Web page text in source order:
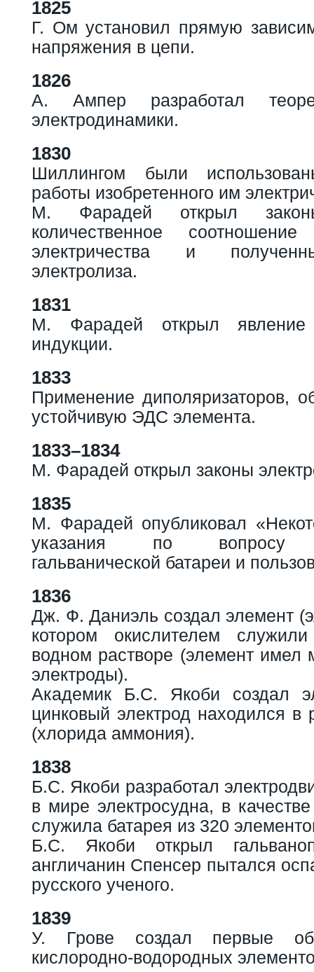
1825
Г. Ом установил прямую
напряжения в цепи.
1826
А. Ампер разработал
электродинамики.
1830
Шиллингом были
работы изобретенного им
М. Фарадей открыл
количественное
электричества и
электролиза.
1831
М. Фарадей открыл явление
индукции.
1833
Применение диполяризаторов,
устойчивую ЭДС элемента.
1833–1834
М. Фарадей открыл законы
1835
М. Фарадей опубликовал
указания по вопросу
гальванической батареи и
1836
Дж. Ф. Даниэль создал элемент
котором окислителем
водном растворе (элемент имел
электроды).
Академик Б.С. Якоби создал
цинковый электрод находился в
(хлорида аммония).
1838
Б.С. Якоби разработал
в мире электросудна, в
служила батарея из 320
Б.С. Якоби открыл
англичанин Спенсер пытался
русского ученого.
1839
У. Грове создал первые
кислородно-водородных